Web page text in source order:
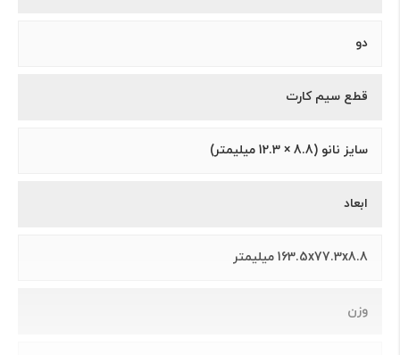
دو
قطع سیم کارت
سايز نانو (8.8 × 12.3 ميلیمتر)
ابعاد
163.5x77.3x8.8 میلیمتر
وزن